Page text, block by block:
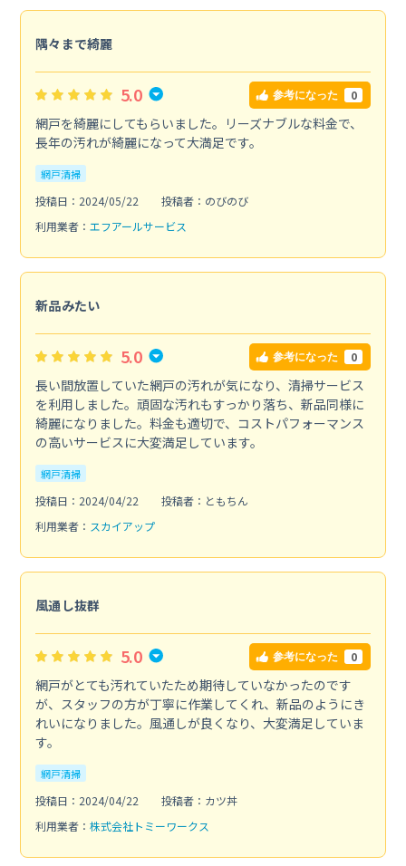
隅々まで綺麗
5.0 参考になった 0
網戸を綺麗にしてもらいました。リーズナブルな料金で、
長年の汚れが綺麗になって大満足です。
網戸清掃
投稿日：2024/05/22
投稿者：のびのび
利用業者： エフアールサービス
新品みたい
5.0 参考になった 0
長い間放置していた網戸の汚れが気になり、清掃サービス
を利用しました。頑固な汚れもすっかり落ち、新品同様に
綺麗になりました。料金も適切で、コストパフォーマンス
の高いサービスに大変満足しています。
網戸清掃
投稿日：2024/04/22
投稿者：ともちん
利用業者： スカイアップ
風通し抜群
5.0 参考になった 0
網戸がとても汚れていたため期待していなかったのです
が、スタッフの方が丁寧に作業してくれ、新品のようにき
れいになりました。風通しが良くなり、大変満足していま
す。
網戸清掃
投稿日：2024/04/22
投稿者：カツ丼
利用業者： 株式会社トミーワークス